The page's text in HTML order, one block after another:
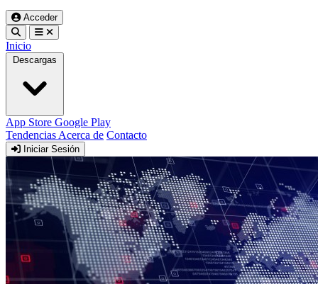
Acceder
Inicio
Descargas
App Store Google Play
Tendencias Acerca de Contacto
Iniciar Sesión